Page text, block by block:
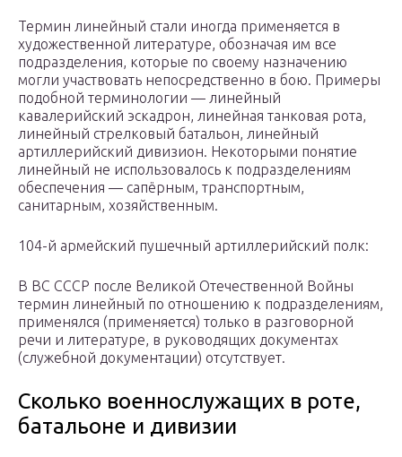
Термин линейный стали иногда применяется в
художественной литературе, обозначая им все
подразделения, которые по своему назначению
могли участвовать непосредственно в бою. Примеры
подобной терминологии — линейный
кавалерийский эскадрон, линейная танковая рота,
линейный стрелковый батальон, линейный
артиллерийский дивизион. Некоторыми понятие
линейный не использовалось к подразделениям
обеспечения — сапёрным, транспортным,
санитарным, хозяйственным.
104-й армейский пушечный артиллерийский полк:
В ВС СССР после Великой Отечественной Войны
термин линейный по отношению к подразделениям,
применялся (применяется) только в разговорной
речи и литературе, в руководящих документах
(служебной документации) отсутствует.
Сколько военнослужащих в роте,
батальоне и дивизии